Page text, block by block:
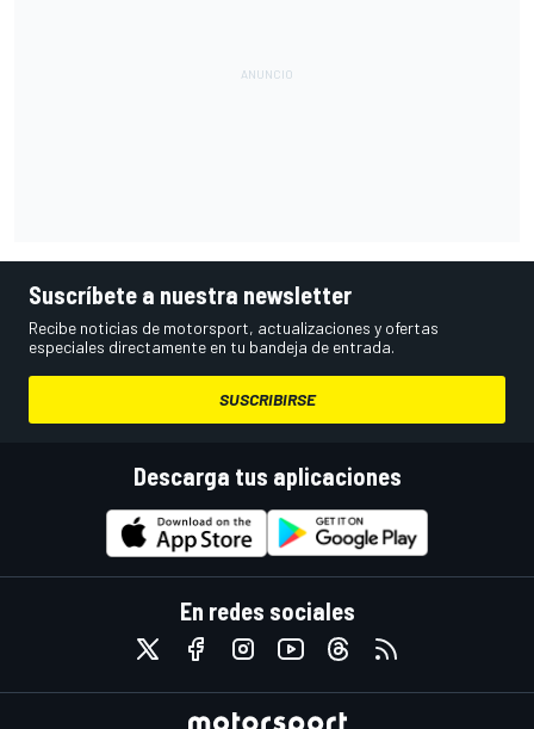
Suscríbete a nuestra newsletter
Recibe noticias de motorsport, actualizaciones y ofertas
especiales directamente en tu bandeja de entrada.
SUSCRIBIRSE
Descarga tus aplicaciones
En redes sociales